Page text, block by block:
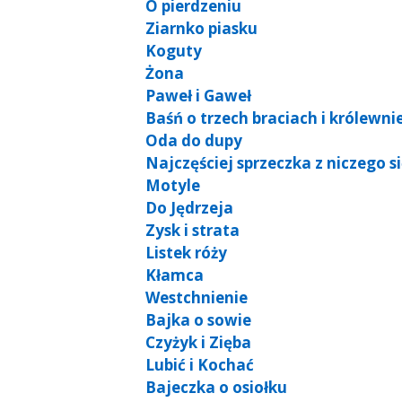
O pierdzeniu
Ziarnko piasku
Koguty
Żona
Paweł i Gaweł
Baśń o trzech braciach i
Oda do dupy
Najczęściej sprzeczka z niczego
Motyle
Do Jędrzeja
Zysk i strata
Listek róży
Kłamca
Westchnienie
Bajka o sowie
Czyżyk i Zięba
Lubić i Kochać
Bajeczka o osiołku